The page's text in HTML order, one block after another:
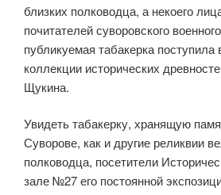
близких полководца, а некоего
почитателей суворовского
публикуемая табакерка поступила
коллекции исторических
Щукина.
Увидеть табакерку, хранящую
Суворове, как и другие реликвии
полководца, посетители
зале №27 его постоянной